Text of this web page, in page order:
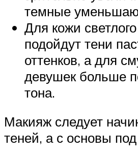
темные
Для кожи
подойдут тени
оттенков, а для
девушек больше
тона.
Макияж следует
теней, а с основы